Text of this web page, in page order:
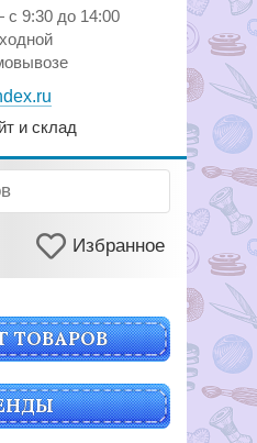
с 9:30 до 14:00
и склад
Избранное
ТОВАРОВ